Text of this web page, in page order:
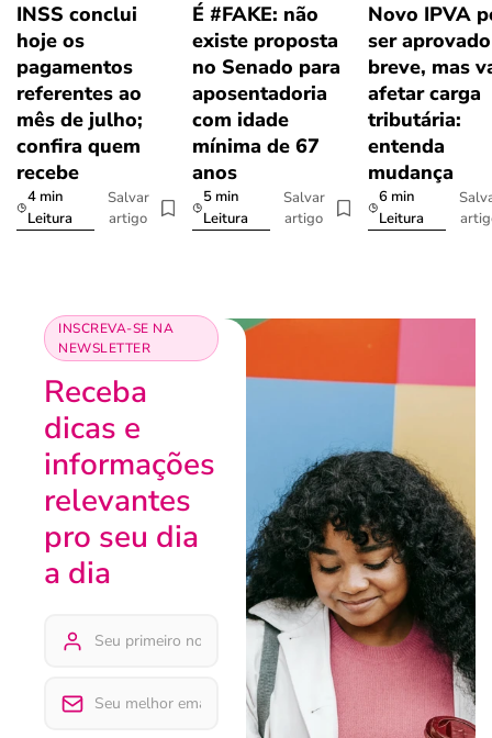
INSS conclui
hoje os
pagamentos
referentes ao
mês de julho;
confira quem
recebe
4 min
Leitura
Salvar
artigo
É #FAKE: não
existe proposta
no Senado para
aposentadoria
com idade
mínima de 67
anos
5 min
Leitura
Salvar
artigo
Novo IPVA
ser
breve, mas
afetar carga
tributária:
entenda
mudança
6 min
Leitura
INSCREVA-SE NA
NEWSLETTER
Receba
dicas e
informações
relevantes
pro seu dia
a dia